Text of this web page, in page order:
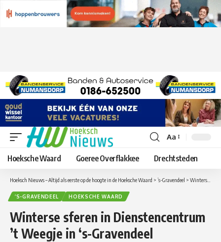
Lettergrootte
aanpassen
Aa
Hoeksche Waard Goeree Overflakkee Drechtsteden
Hoeksch Nieuws – Altijd als eerste op de hoogte in de Hoeksche Waard > ’s-Gravendeel > Winterse sferen in Dienstencentrum ’t Weegje in ‘s-Gravendeel
’S-GRAVENDEEL HOEKSCHE WAARD
Winterse sferen in Dienstencentrum
’t Weegje in ‘s-Gravendeel